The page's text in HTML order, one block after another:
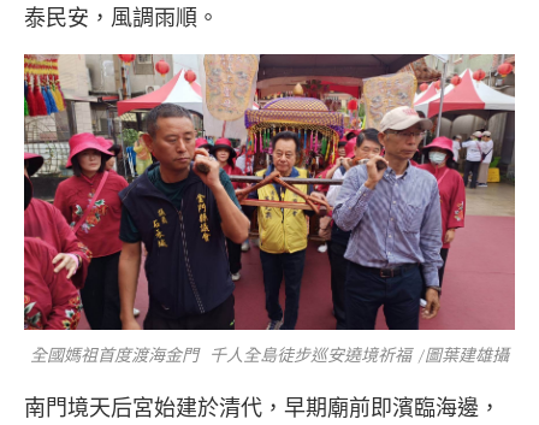
泰民安，風調雨順。
全國媽祖首度渡海金門 千人全島徒步巡安遶境祈福 /圖葉建雄攝
南門境天后宮始建於清代，早期廟前即濱臨海邊，